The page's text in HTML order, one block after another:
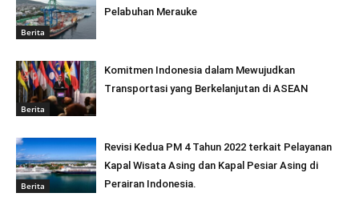
Berita
Pelabuhan Merauke
Berita
Komitmen Indonesia dalam Mewujudkan
Transportasi yang Berkelanjutan di ASEAN
Berita
Revisi Kedua PM 4 Tahun 2022 terkait Pelayanan
Kapal Wisata Asing dan Kapal Pesiar Asing di
Perairan Indonesia.